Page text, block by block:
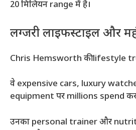
20 मिलियन range में है।
लग्जरी लाइफस्टाइल और
Chris Hemsworth की lifestyle
वे expensive cars, luxury
equipment पर millions spend
उनका personal trainer और